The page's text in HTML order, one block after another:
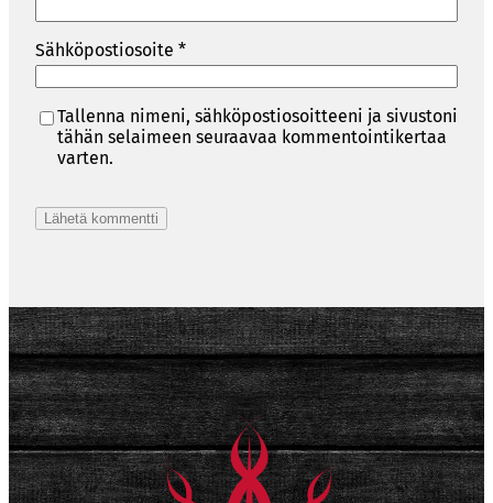
Sähköpostiosoite *
Tallenna nimeni, sähköpostiosoitteeni ja sivustoni
tähän selaimeen seuraavaa kommentointikertaa
varten.